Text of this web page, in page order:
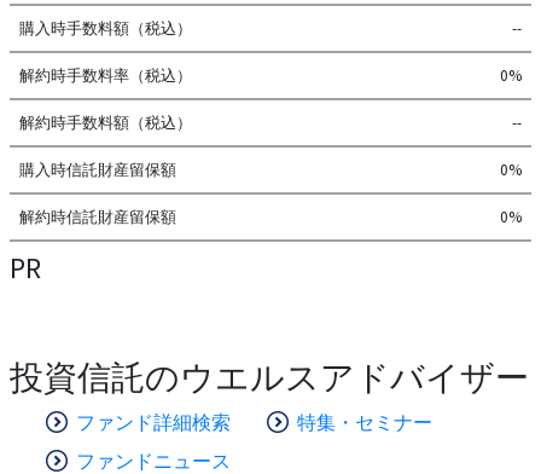
購入時手数料額（税込） --
解約時手数料率（税込） 0%
解約時手数料額（税込） --
購入時信託財産留保額 0%
解約時信託財産留保額 0%
PR
投資信託のウエルスアドバイザー
ファンド詳細検索
特集・セミナー
ファンドニュース